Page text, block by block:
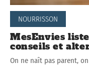
NOURRISSON
MesEnvies
conseils et
On ne naît pas parent,